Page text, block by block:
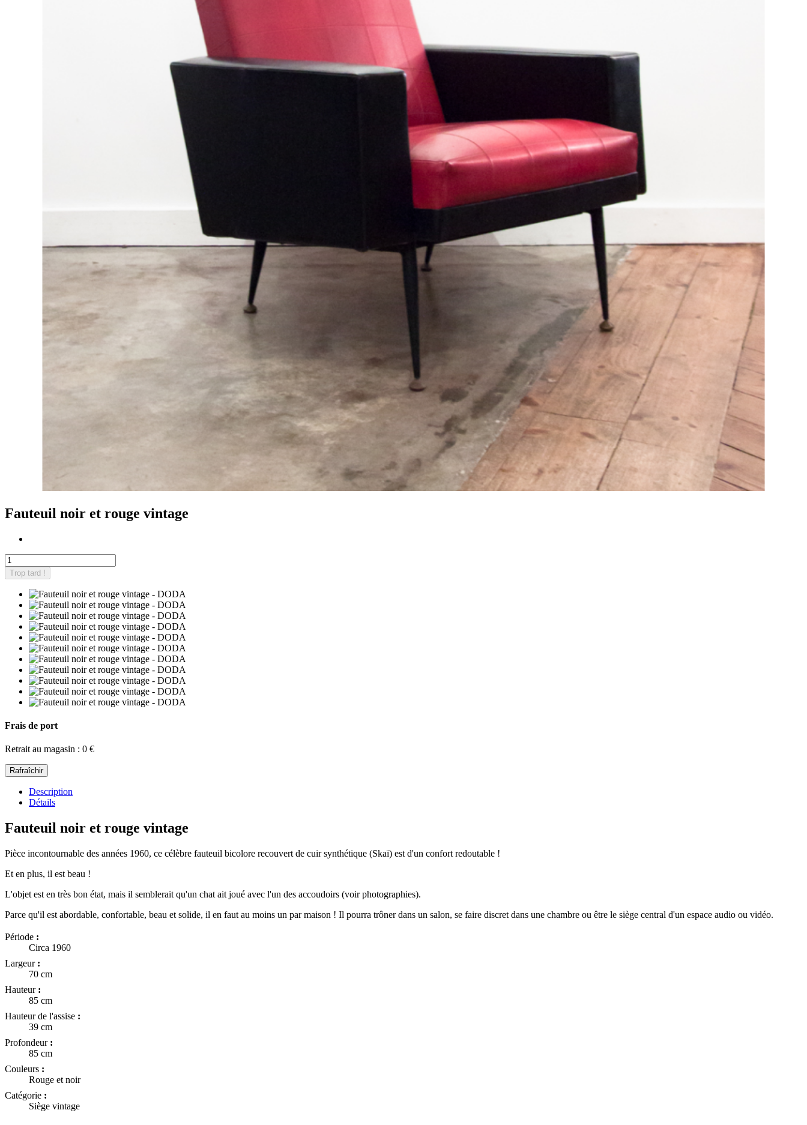
Fauteuil noir et rouge vintage
Trop tard !
Frais de port
Retrait au magasin : 0 €
Description
Détails
Fauteuil noir et rouge vintage
Pièce incontournable des années 1960, ce célèbre fauteuil bicolore recouvert de cuir synthétique (Skaï) est d'un confort redoutable !
Et en plus, il est beau !
L'objet est en très bon état, mais il semblerait qu'un chat ait joué avec l'un des accoudoirs (voir photographies).
Parce qu'il est abordable, confortable, beau et solide, il en faut au moins un par maison ! Il pourra trôner dans un salon, se faire discret dans une chambre ou être le siège central d'un espace audio ou vidéo.
Période :
Circa 1960
Largeur :
70 cm
Hauteur :
85 cm
Hauteur de l'assise :
39 cm
Profondeur :
85 cm
Couleurs :
Rouge et noir
Catégorie :
Siège vintage